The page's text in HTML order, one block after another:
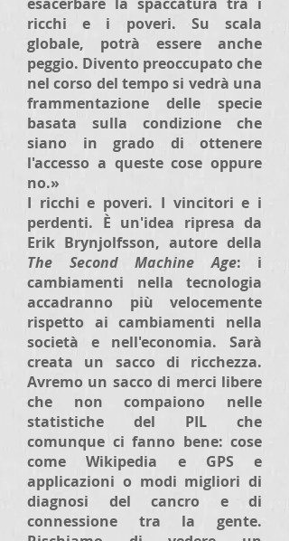
ricchi e i poveri. Su scala
globale, potrà essere anche
peggio. Divento preoccupato che
nel corso del tempo si vedrà una
frammentazione delle specie
basata sulla condizione che
siano in grado di ottenere
l'accesso a queste cose oppure
no.»
I ricchi e poveri. I vincitori e i
perdenti. È un'idea ripresa da
Erik Brynjolfsson, autore della
The Second Machine Age: i
cambiamenti nella tecnologia
accadranno più velocemente
rispetto ai cambiamenti nella
società e nell'economia. Sarà
creata un sacco di ricchezza.
Avremo un sacco di merci libere
che non compaiono nelle
statistiche del PIL che
comunque ci fanno bene: cose
come Wikipedia e GPS e
applicazioni o modi migliori di
diagnosi del cancro e di
connessione tra la gente.